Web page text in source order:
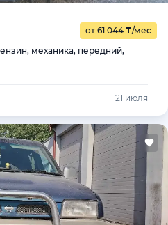
от 61 044 ₸/мес
механика, передний,
21 июля